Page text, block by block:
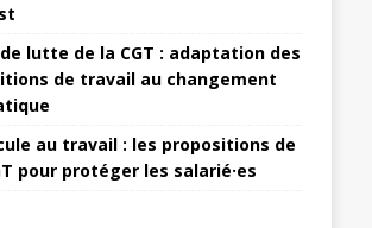
lutte de la CGT : adaptation des
de travail au changement
au travail : les propositions de
pour protéger les salarié·es